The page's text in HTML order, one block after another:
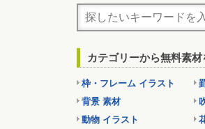
カテゴリーから無料素材
枠・フレーム イラスト
背景 素材
動物 イラスト